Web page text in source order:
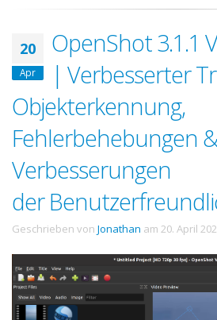
20
Apr
OpenShot 3.1.1
| Verbesserter
Objekterkennung,
Fehlerbehebungen &
Verbesserungen
der
Geschrieben von Jonathan am 20. April